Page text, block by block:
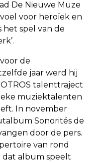
De Nieuwe Muze
voor heroïek en
het spel van de
de
jaar werd hij
talenttraject
muziektalenten
In november
Sonorités de
door de pers.
van rond
dat album speelt